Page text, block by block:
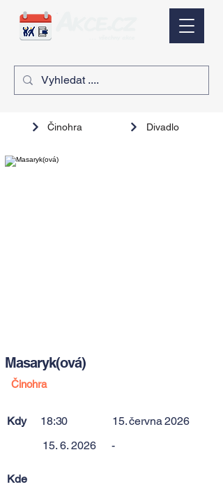
Činohra Divadlo
Masaryk(ová)
Činohra
Kdy 18:30
15. června 2026
15. 6. 2026
-
Kde